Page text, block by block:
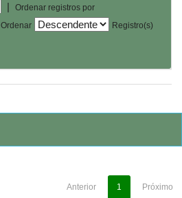
|
Ordenar registros por
Ordenar
Registro(s)
Anterior 1 Próximo